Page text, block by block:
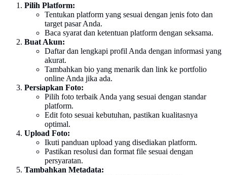
Pilih Platform:
Tentukan platform yang sesuai dengan jenis foto dan
target pasar Anda.
Baca syarat dan ketentuan platform dengan seksama.
Buat Akun:
Daftar dan lengkapi profil Anda dengan informasi yang
akurat.
Tambahkan bio yang menarik dan link ke portfolio
online Anda jika ada.
Persiapkan Foto:
Pilih foto terbaik Anda yang sesuai dengan standar
platform.
Edit foto sesuai kebutuhan, pastikan kualitasnya
optimal.
Upload Foto:
Ikuti panduan upload yang disediakan platform.
Pastikan resolusi dan format file sesuai dengan
persyaratan.
Tambahkan Metadata: